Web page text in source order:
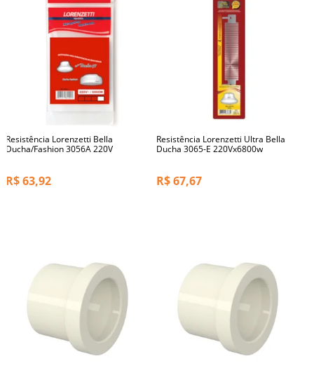
Resistência Lorenzetti Bella
Ducha/Fashion 3056A 220V
R$63,92
Resistência Lorenzetti Ultra Bella
Ducha 3065-E 220Vx6800w
R$67,67